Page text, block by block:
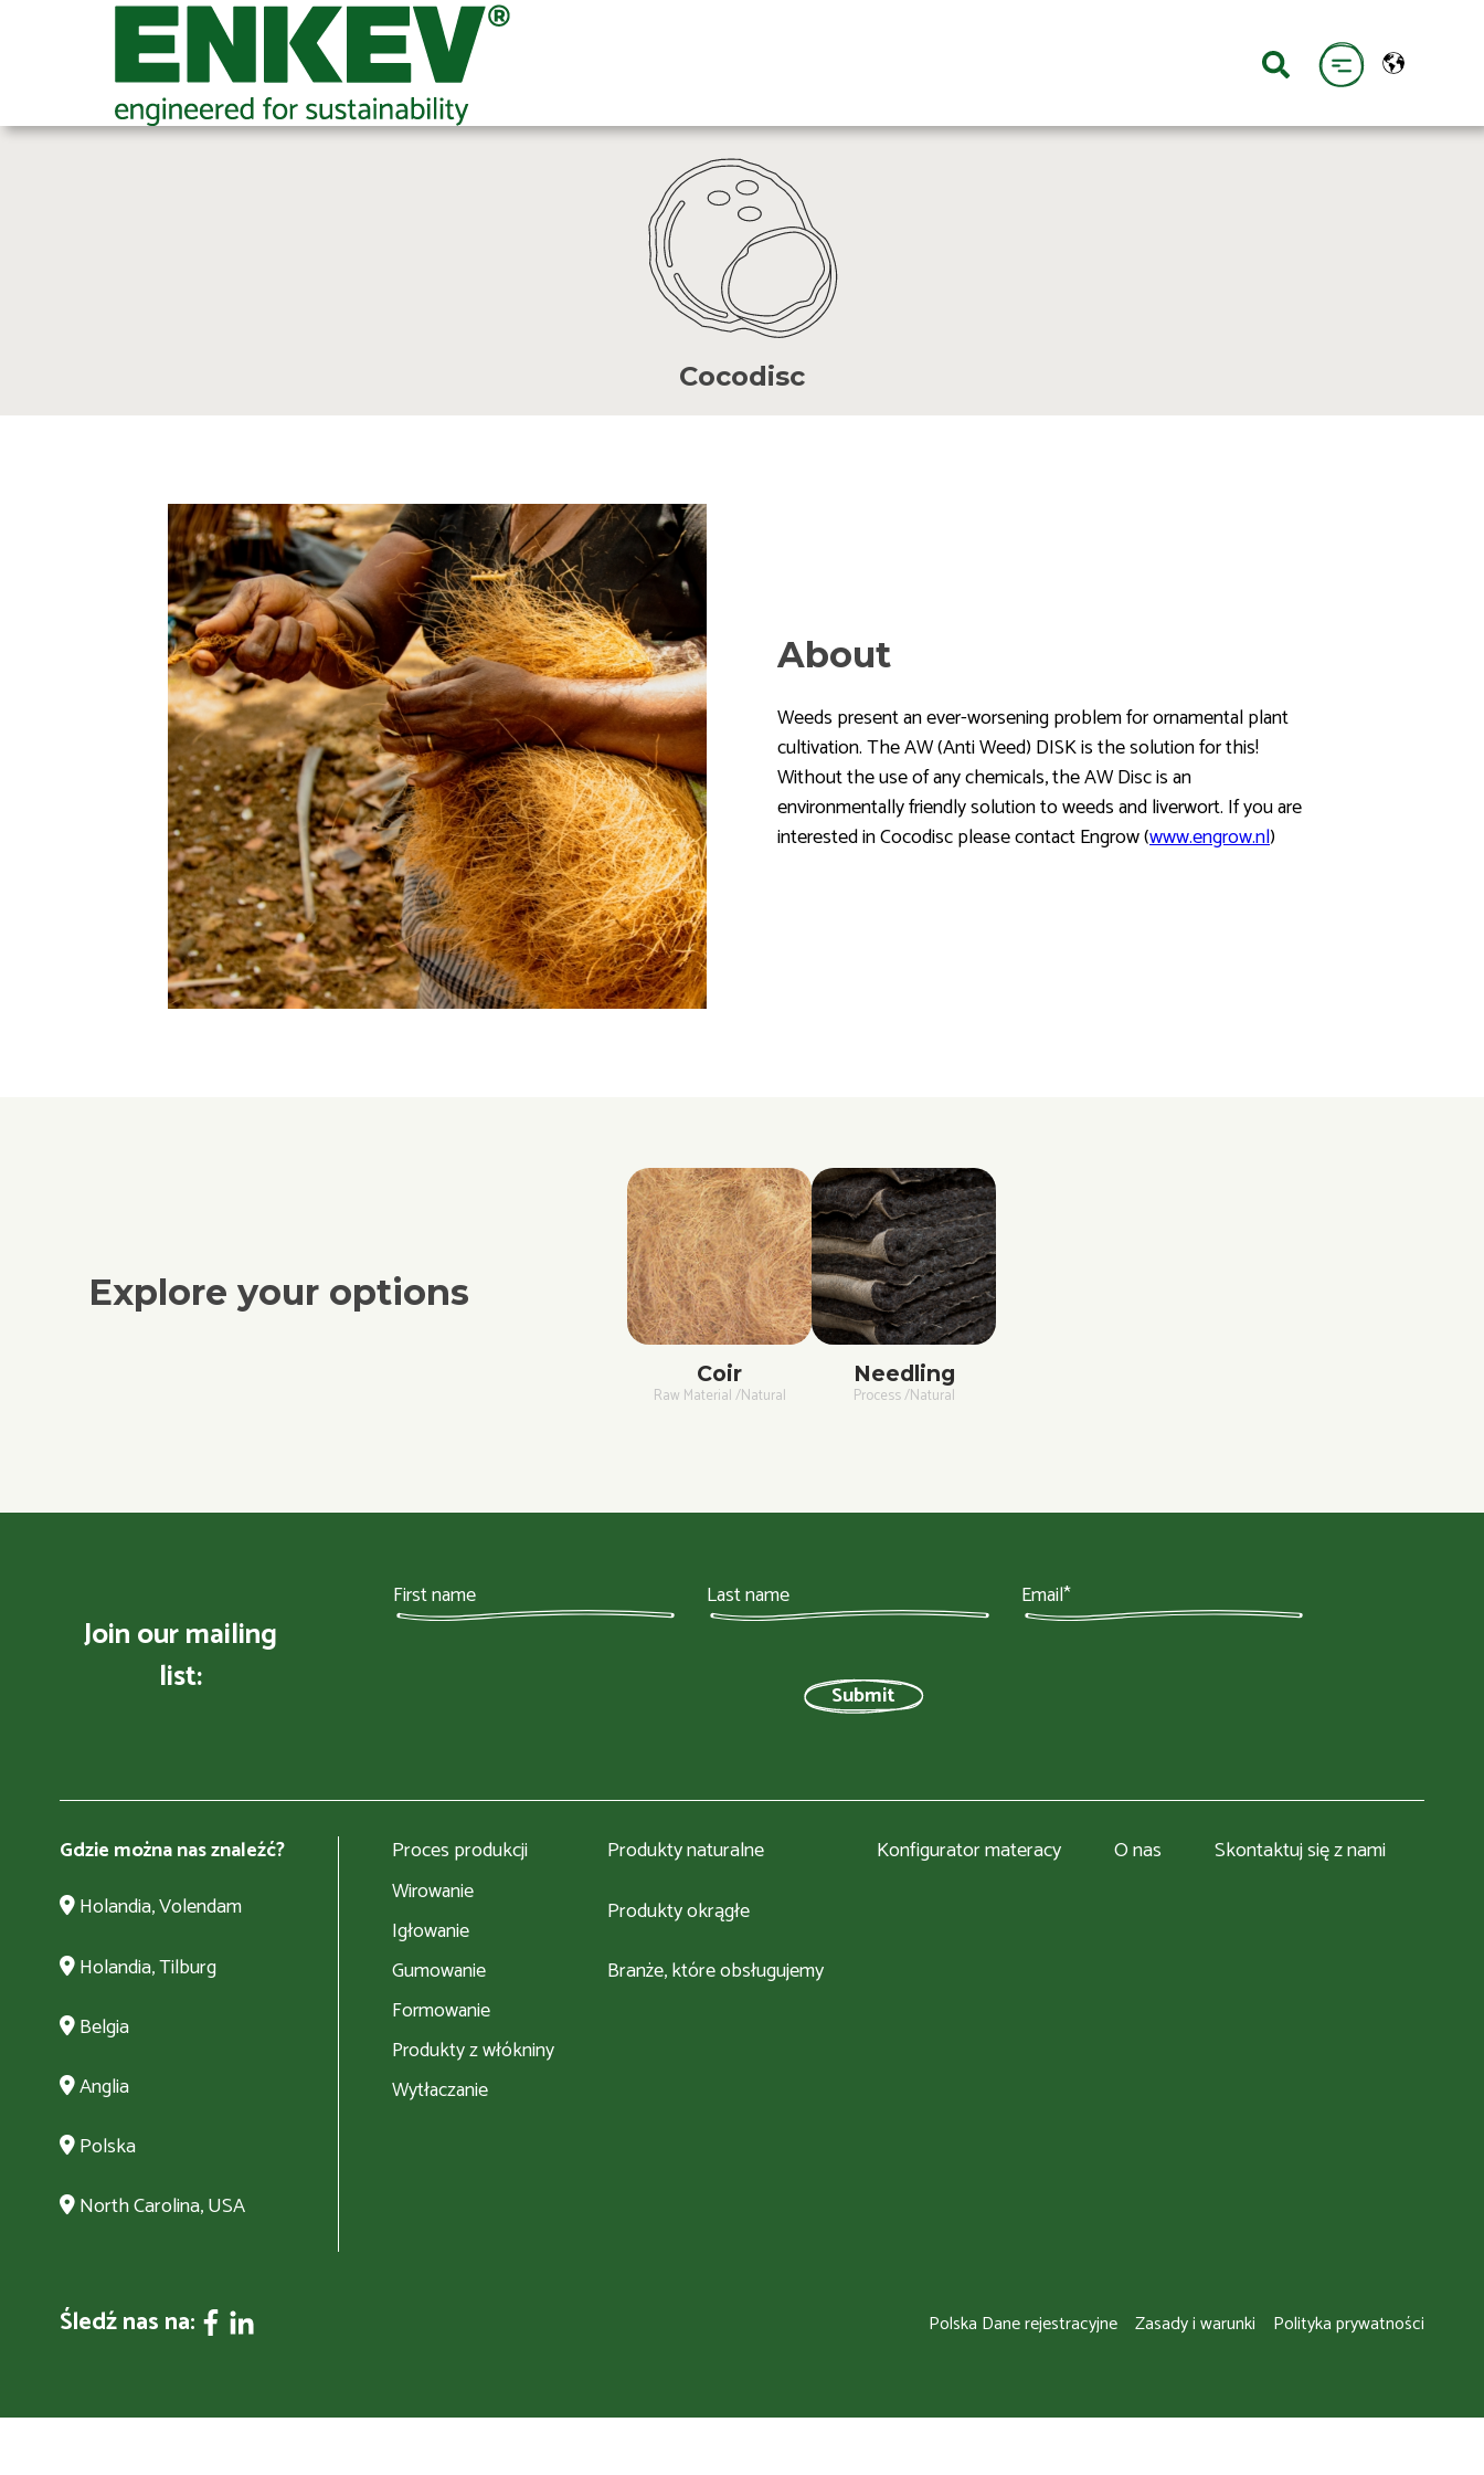
Cocodisc
About
Weeds present an ever-worsening problem for ornamental plant
cultivation. The AW (Anti Weed) DISK is the solution for this!
Without the use of any chemicals, the AW Disc is an
environmentally friendly solution to weeds and liverwort. If you are
interested in Cocodisc please contact Engrow (www.engrow.nl)
Explore your options
Coir
Raw Material /Natural
Needling
Process /Natural
Join our mailing
list:
Gdzie można nas znaleźć?
Holandia, Volendam
Holandia, Tilburg
Belgia
Anglia
Polska
North Carolina, USA
Proces produkcji
Wirowanie
Igłowanie
Gumowanie
Formowanie
Produkty z włókniny
Wytłaczanie
Produkty naturalne
Produkty okrągłe
Branże, które obsługujemy
Konfigurator materacy O nas Skontaktuj się z nami
Śledź nas na: Polska Dane rejestracyjne Zasady i warunki Polityka prywatności